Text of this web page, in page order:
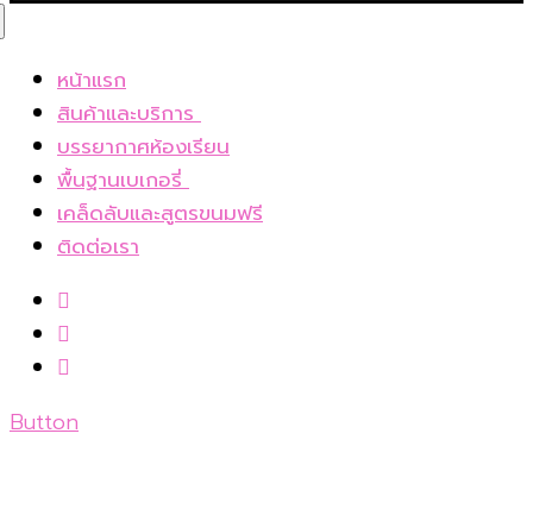
หน้าแรก
สินค้าและบริการ
เค้กโฮมเมดและขนมอบ
Bakery box set อบเองที่บ้าน
เบเกอรี่แช่แข็ง
E-book
บรรยากาศห้องเรียน
พื้นฐานเบเกอรี่
ทำ ขนมอบ 14 ตอน สอนตั้งแต่ทฤษฎี
บัตเตอร์เค้ก 1 สูตรกับวิธีการผสม 5 วิธี
เคล็ดลับและสูตรขนมฟรี
ติดต่อเรา
Button